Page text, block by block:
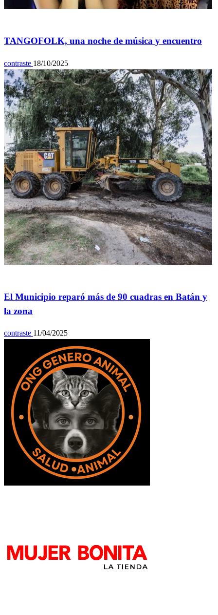
TANGOFOLK, una noche de música y encuentro
contraste 18/10/2025
El Municipio reparó más de 90 cuadras en Batán y
la zona
contraste 11/04/2025